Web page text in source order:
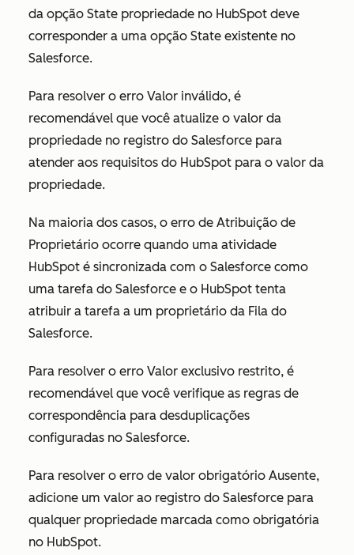
da opção State propriedade no HubSpot deve
corresponder a uma opção State existente no
Salesforce.
Para resolver o erro Valor inválido, é
recomendável que você atualize o valor da
propriedade no registro do Salesforce para
atender aos requisitos do HubSpot para o valor da
propriedade.
Na maioria dos casos, o erro de Atribuição de
Proprietário ocorre quando uma atividade
HubSpot é sincronizada com o Salesforce como
uma tarefa do Salesforce e o HubSpot tenta
atribuir a tarefa a um proprietário da Fila do
Salesforce.
Para resolver o erro Valor exclusivo restrito, é
recomendável que você verifique as regras de
correspondência para desduplicações
configuradas no Salesforce.
Para resolver o erro de valor obrigatório Ausente,
adicione um valor ao registro do Salesforce para
qualquer propriedade marcada como obrigatória
no HubSpot.